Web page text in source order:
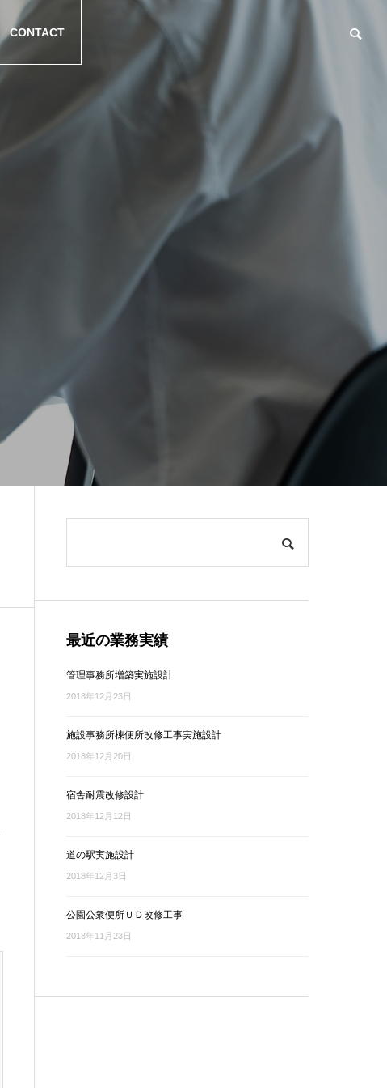
CONTACT
最近の業務実績
管理事務所増築実施設計
2018年12月23日
施設事務所棟便所改修工事実施設計
2018年12月20日
宿舎耐震改修設計
2018年12月12日
道の駅実施設計
2018年12月3日
公園公衆便所ＵＤ改修工事
2018年11月23日